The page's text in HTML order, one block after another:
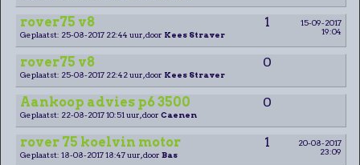
rover75 v8 1
15-09-2017
19:04
Geplaatst: 25-08-2017 22:44 uur, door Kees Straver
rover75 v8 0
Geplaatst: 25-08-2017 22:42 uur, door Kees Straver
Aankoop advies p6 3500 0
Geplaatst: 22-08-2017 10:51 uur, door Caenen
rover 75 koelvin motor 1
20-08-2017
23:09
Geplaatst: 18-08-2017 18:47 uur, door Bas